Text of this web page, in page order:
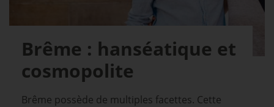
Brême : hanséatique et
cosmopolite
Brême possède de multiples facettes. Cette